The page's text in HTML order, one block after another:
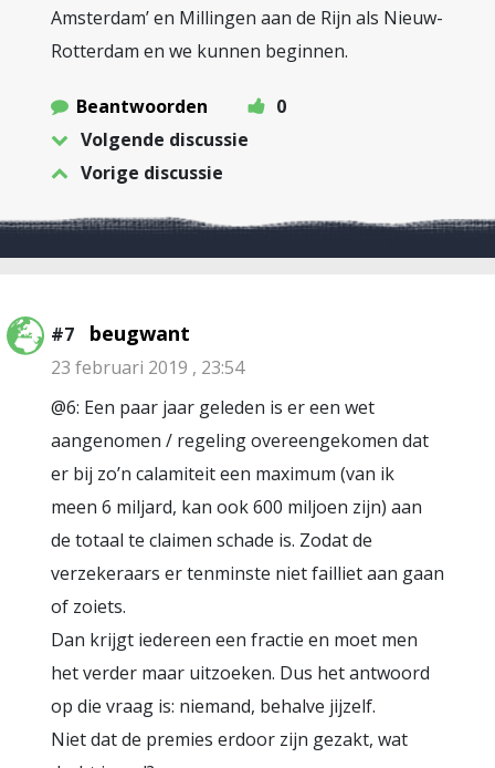
Amsterdam’ en Millingen aan de Rijn als Nieuw-
Rotterdam en we kunnen beginnen.
Beantwoorden
0
Volgende discussie
Vorige discussie
#7 beugwant
23 februari 2019 , 23:54
@6: Een paar jaar geleden is er een wet
aangenomen / regeling overeengekomen dat
er bij zo’n calamiteit een maximum (van ik
meen 6 miljard, kan ook 600 miljoen zijn) aan
de totaal te claimen schade is. Zodat de
verzekeraars er tenminste niet failliet aan gaan
of zoiets.
Dan krijgt iedereen een fractie en moet men
het verder maar uitzoeken. Dus het antwoord
op die vraag is: niemand, behalve jijzelf.
Niet dat de premies erdoor zijn gezakt, wat